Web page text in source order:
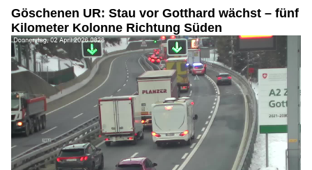
Göschenen UR: Stau vor Gotthard wächst – fünf
Kilometer Kolonne Richtung Süden